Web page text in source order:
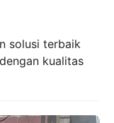
solusi terbaik
kualitas